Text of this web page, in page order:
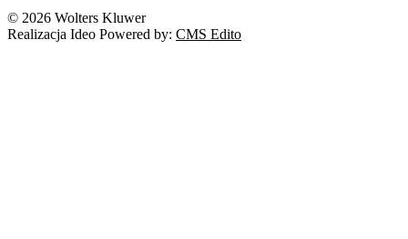
© 2026 Wolters Kluwer
Realizacja Ideo Powered by: CMS Edito